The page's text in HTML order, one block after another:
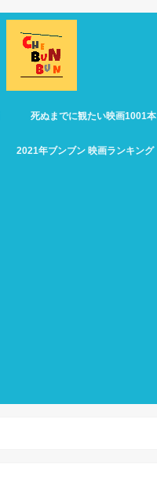
死ぬまでに観たい映画1001本
2021年ブンブン 映画ランキング